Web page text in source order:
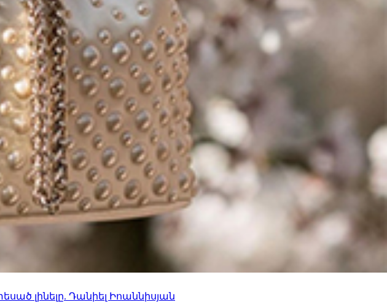
լինելը. Դանիել Իոաննիսյան